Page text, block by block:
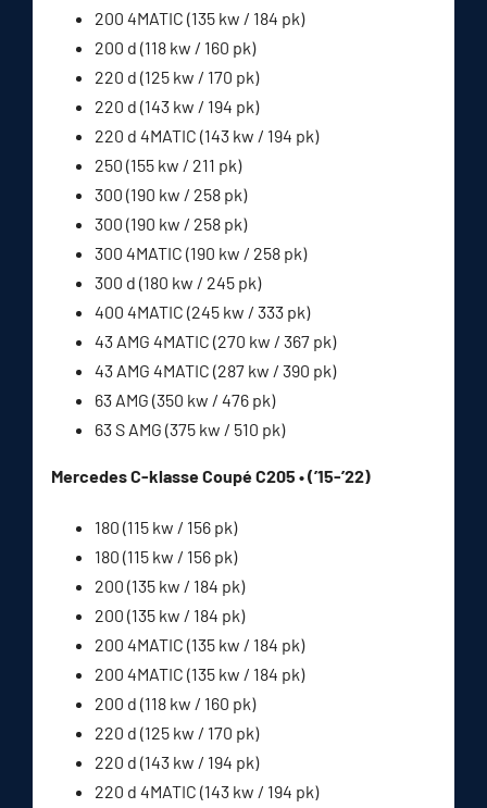
200 4MATIC (135 kw / 184 pk)
200 d (118 kw / 160 pk)
220 d (125 kw / 170 pk)
220 d (143 kw / 194 pk)
220 d 4MATIC (143 kw / 194 pk)
250 (155 kw / 211 pk)
300 (190 kw / 258 pk)
300 (190 kw / 258 pk)
300 4MATIC (190 kw / 258 pk)
300 d (180 kw / 245 pk)
400 4MATIC (245 kw / 333 pk)
43 AMG 4MATIC (270 kw / 367 pk)
43 AMG 4MATIC (287 kw / 390 pk)
63 AMG (350 kw / 476 pk)
63 S AMG (375 kw / 510 pk)
Mercedes C-klasse Coupé C205 • (’15-’22)
180 (115 kw / 156 pk)
180 (115 kw / 156 pk)
200 (135 kw / 184 pk)
200 (135 kw / 184 pk)
200 4MATIC (135 kw / 184 pk)
200 4MATIC (135 kw / 184 pk)
200 d (118 kw / 160 pk)
220 d (125 kw / 170 pk)
220 d (143 kw / 194 pk)
220 d 4MATIC (143 kw / 194 pk)